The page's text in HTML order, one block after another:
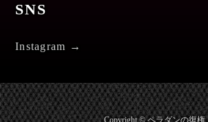
SNS
Instagram →